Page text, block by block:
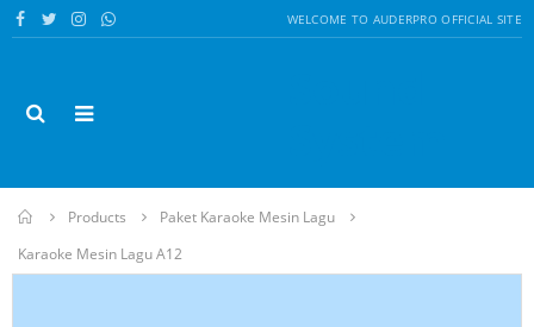
WELCOME TO AUDERPRO OFFICIAL SITE
Home
Products
Paket Karaoke Mesin Lagu
Karaoke Mesin Lagu A12